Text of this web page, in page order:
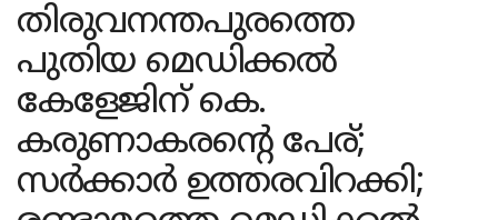
തിരുവനന്തപുരത്തെ
പുതിയ മെഡിക്കൽ
കേളേജിന് കെ.
കരുണാകരന്റെ പേര്;
സർക്കാർ ഉത്തരവിറക്കി;